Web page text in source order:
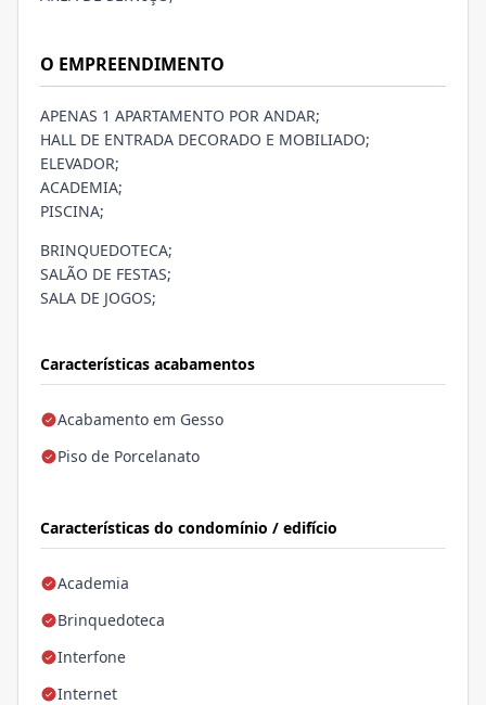
Características acabamentos
Acabamento em Gesso
Piso de Porcelanato
Características do condomínio / edifício
Academia
Brinquedoteca
Interfone
Internet
O EMPREENDIMENTO
APENAS 1 APARTAMENTO POR ANDAR;
HALL DE ENTRADA DECORADO E MOBILIADO;
ELEVADOR;
ACADEMIA;
PISCINA;
BRINQUEDOTECA;
SALÃO DE FESTAS;
SALA DE JOGOS;